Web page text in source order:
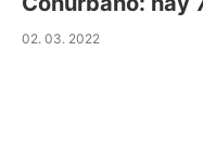
02. 03. 2022